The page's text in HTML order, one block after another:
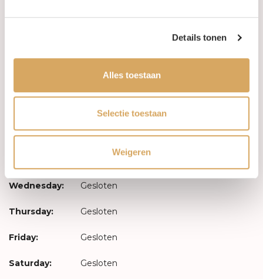
Details tonen
Alles toestaan
Selectie toestaan
Weigeren
Monday: Gesloten
Wednesday: Gesloten
Thursday: Gesloten
Friday: Gesloten
Saturday: Gesloten